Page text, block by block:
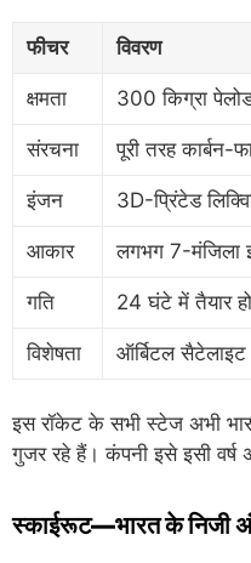
फीचर विवरण
क्षमता 300 किग्रा
संरचना पूरी तरह
इंजन 3D-प्रिंटेड
आकार लगभग 7-मंजिला
गति 24 घंटे में तैयार
विशेषता ऑर्बिटल सैटेलाइट
इस रॉकेट के सभी स्टेज अभी
गुजर रहे हैं। कंपनी इसे इसी वर्ष
स्काईरूट—भारत के निजी